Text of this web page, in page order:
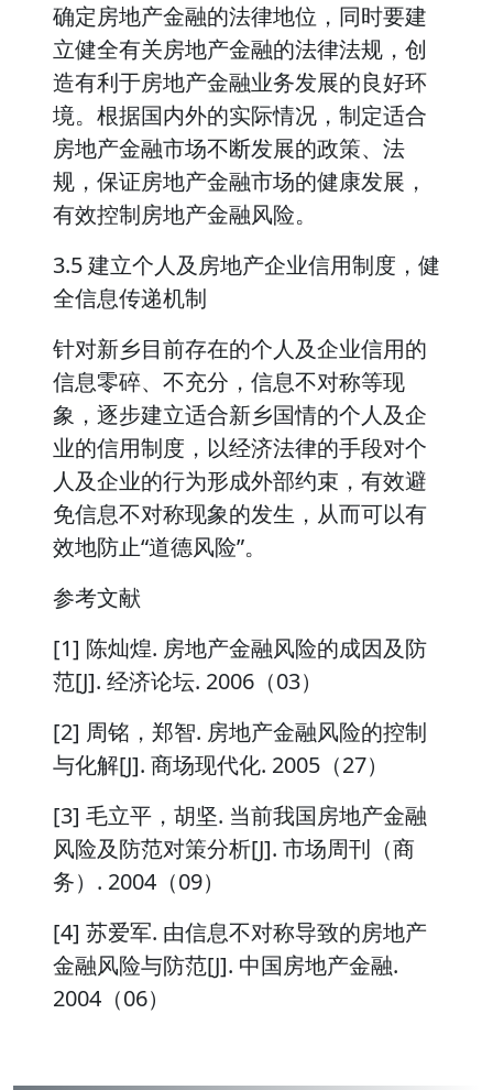
确定房地产金融的法律地位，同时要建
立健全有关房地产金融的法律法规，创
造有利于房地产金融业务发展的良好环
境。根据国内外的实际情况，制定适合
房地产金融市场不断发展的政策、法
规，保证房地产金融市场的健康发展，
有效控制房地产金融风险。
3.5 建立个人及房地产企业信用制度，健
全信息传递机制
针对新乡目前存在的个人及企业信用的
信息零碎、不充分，信息不对称等现
象，逐步建立适合新乡国情的个人及企
业的信用制度，以经济法律的手段对个
人及企业的行为形成外部约束，有效避
免信息不对称现象的发生，从而可以有
效地防止“道德风险”。
参考文献
[1] 陈灿煌. 房地产金融风险的成因及防
范[J]. 经济论坛. 2006（03）
[2] 周铭，郑智. 房地产金融风险的控制
与化解[J]. 商场现代化. 2005（27）
[3] 毛立平，胡坚. 当前我国房地产金融
风险及防范对策分析[J]. 市场周刊（商
务）. 2004（09）
[4] 苏爱军. 由信息不对称导致的房地产
金融风险与防范[J]. 中国房地产金融.
2004（06）